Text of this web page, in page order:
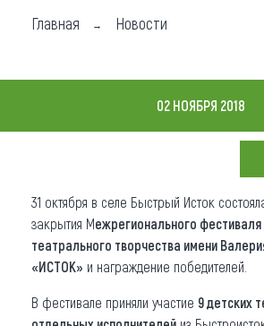
Где остановиться
О регионе
Коллекция впечатлений
Другие рубрики
Главная Новости
02 НОЯБРЯ 2018
31 октября в селе Быстрый Исток
закрытия Межрегионального фестиваля
театрального творчества имени
«ИСТОК» и награждение победителей.
В фестивале приняли участие 9 детских